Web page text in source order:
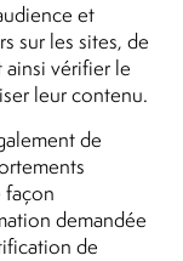
et
sur les sites, de
ainsi vérifier le
leur contenu.
de
façon
demandée
de